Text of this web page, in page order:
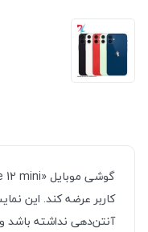
آنتن‌‌دهی نداشته باشد